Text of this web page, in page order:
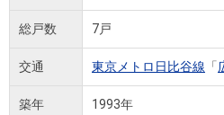
総戸数 7戸
交通 東京メトロ日比谷線 「
築年 1993年